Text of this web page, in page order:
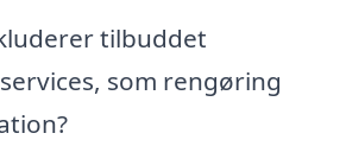
tilbuddet
som rengøring